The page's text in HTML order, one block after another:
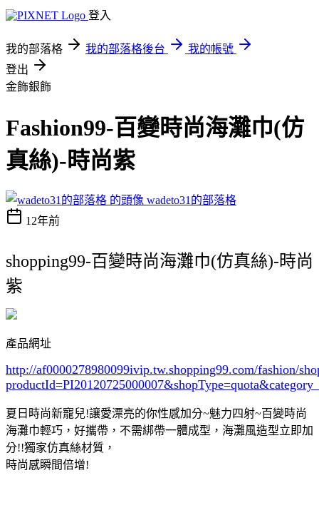
登入
我的部落格 我的部落格後台
我的帳號
登出
金飾銀飾
Fashion99-百變時尚海灘巾(仿
真絲)-時尚紫
wadeto31的部落格
12年前
shopping99-百變時尚海灘巾(仿真絲)-時尚
紫
產品網址
http://af0000278980099ivip.tw.shopping99.com/fashion/
夏日時尚新寵兒!讓愛漂亮的你性感加分~魅力四射~百變時尚
海灘巾輕巧，好攜帶，不需綁帶一體成型，海灘風造型立即加
分!!獨家仿真絲材質，
時尚感瞬間倍增!